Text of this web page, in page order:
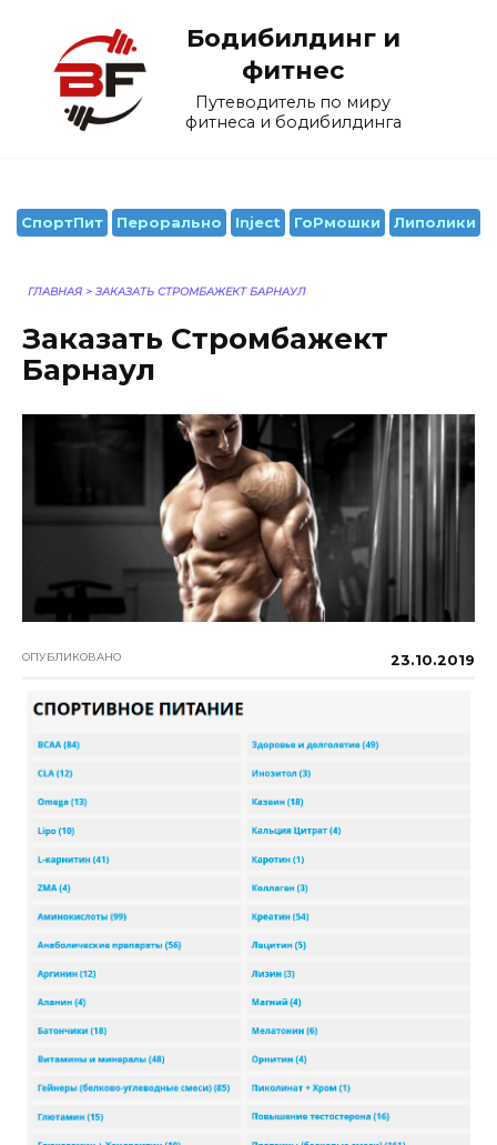
содержанию
Бодибилдинг и
фитнес
Путеводитель по миру
фитнеса и бодибилдинга
СпортПит Перорально Inject ГоРмошки Липолики
ГЛАВНАЯ > ЗАКАЗАТЬ СТРОМБАЖЕКТ БАРНАУЛ
Заказать Стромбажект
Барнаул
ОПУБЛИКОВАНО 23.10.2019